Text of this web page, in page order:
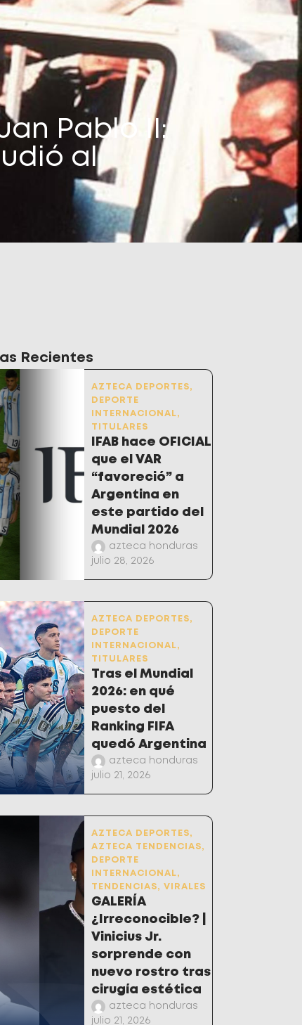
Pablo II:
al
Recientes
AZTECA DEPORTES,
DEPORTE
INTERNACIONAL,
TITULARES
IFAB hace OFICIAL
que el VAR
“favoreció” a
Argentina en
este partido del
Mundial 2026
azteca honduras
julio 28, 2026
AZTECA DEPORTES,
DEPORTE
INTERNACIONAL,
TITULARES
Tras el Mundial
2026: en qué
puesto del
Ranking FIFA
quedó Argentina
azteca honduras
julio 21, 2026
AZTECA DEPORTES,
AZTECA TENDENCIAS,
DEPORTE
INTERNACIONAL,
TENDENCIAS, VIRALES
GALERÍA
¿Irreconocible? |
Vinicius Jr.
sorprende con
nuevo rostro tras
cirugía estética
azteca honduras
julio 21, 2026